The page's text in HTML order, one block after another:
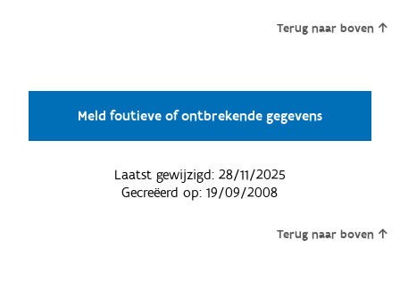
Terug naar boven
Meld foutieve of ontbrekende gegevens
Laatst gewijzigd: 28/11/2025
Gecreëerd op:19/09/2008
Terug naar boven